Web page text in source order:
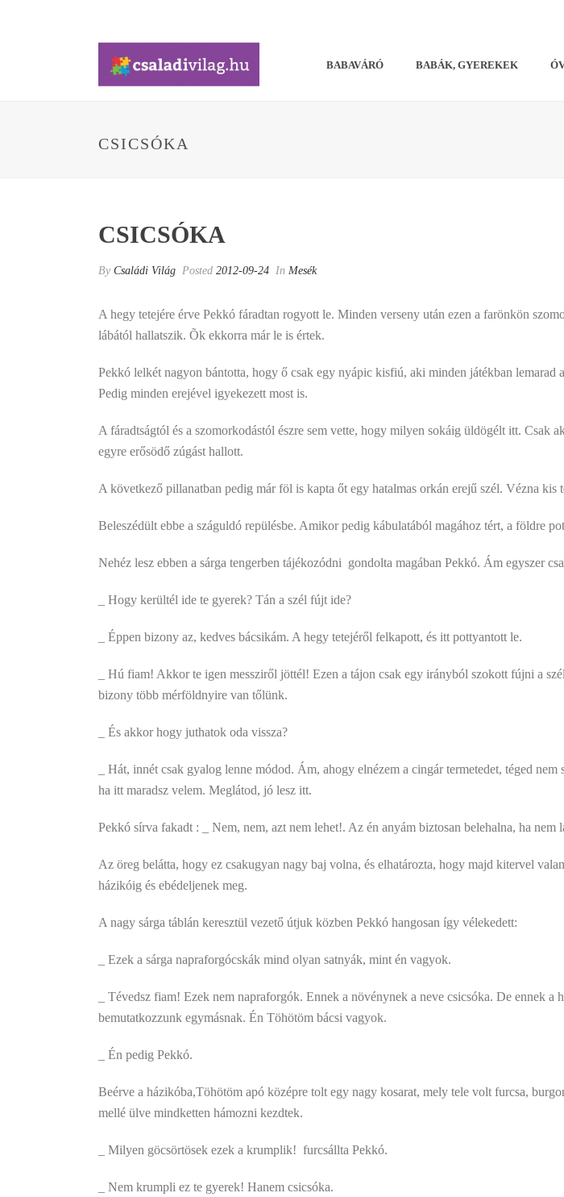
BABAVÁRÓ BABÁK, GYEREKEK
CSICSÓKA
CSICSÓKA
By Családi Világ Posted 2012-09-24 In Mesék
A hegy tetejére érve Pekkó fáradtan rogyott le. Minden verseny után ezen a farönkön
lábától hallatszik. Õk ekkorra már le is értek.
Pekkó lelkét nagyon bántotta, hogy ő csak egy nyápic kisfiú, aki minden játékban lemarad
Pedig minden erejével igyekezett most is.
A fáradtságtól és a szomorkodástól észre sem vette, hogy milyen sokáig üldögélt itt. Csak
egyre erősödő zúgást hallott.
A következő pillanatban pedig már föl is kapta őt egy hatalmas orkán erejű szél. Vézna kis
Beleszédült ebbe a száguldó repülésbe. Amikor pedig kábulatából magához tért, a földre
Nehéz lesz ebben a sárga tengerben tájékozódni  gondolta magában Pekkó. Ám egyszer
_ Hogy kerültél ide te gyerek? Tán a szél fújt ide?
_ Éppen bizony az, kedves bácsikám. A hegy tetejéről felkapott, és itt pottyantott le.
_ Hú fiam! Akkor te igen messziről jöttél! Ezen a tájon csak egy irányból szokott fújni a
bizony több mérföldnyire van tőlünk.
_ És akkor hogy juthatok oda vissza?
_ Hát, innét csak gyalog lenne módod. Ám, ahogy elnézem a cingár termetedet, téged
ha itt maradsz velem. Meglátod, jó lesz itt.
Pekkó sírva fakadt : _ Nem, nem, azt nem lehet!. Az én anyám biztosan belehalna, ha nem
Az öreg belátta, hogy ez csakugyan nagy baj volna, és elhatározta, hogy majd kitervel
házikóig és ebédeljenek meg.
A nagy sárga táblán keresztül vezető útjuk közben Pekkó hangosan így vélekedett:
_ Ezek a sárga napraforgócskák mind olyan satnyák, mint én vagyok.
_ Tévedsz fiam! Ezek nem napraforgók. Ennek a növénynek a neve csicsóka. De ennek
bemutatkozzunk egymásnak. Én Töhötöm bácsi vagyok.
_ Én pedig Pekkó.
Beérve a házikóba,Töhötöm apó középre tolt egy nagy kosarat, mely tele volt furcsa,
mellé ülve mindketten hámozni kezdtek.
_ Milyen göcsörtösek ezek a krumplik!  furcsállta Pekkó.
_ Nem krumpli ez te gyerek! Hanem csicsóka.